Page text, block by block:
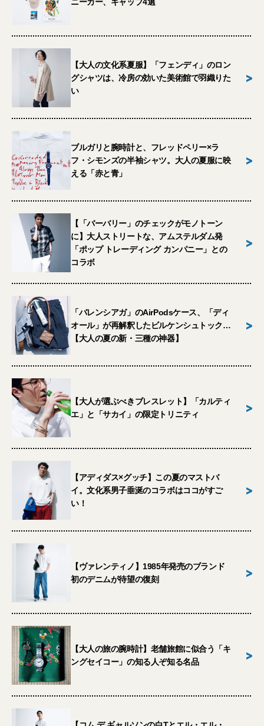
【大人の文化系夏服】「フェンディ」のロン
グシャツは、冷房の効いた美術館で羽織りた
い
>
ブルガリと腕時計と、フレッドペリー×ラ
フ・シモンズの半袖シャツ。大人の夏服に映
える「赤と青」
>
【「バーバリー」のチェックがモノトーン
に】大人ストリートな、アムステルダム発
「ポップ トレーディング カンパニー」との
コラボ
>
「バレンシアガ」のAirPodsケース、「ディ
オール」が再解釈したビルケンシュトック…
【大人の夏の新・三種の神器】
>
【大人が選ぶべきブレスレット】「カルティ
エ」と「サカイ」の限定トリニティ
>
【アディダス×グッチ】この夏のマストバ
イ。文化系男子垂涎のコラボはココがすご
い！
>
【ヴァレンティノ】1985年発売のブランド
初のデニムが待望の復刻
>
【大人の旅の腕時計】老舗旅館に似合う「キ
ングセイコー」の知る人ぞ知る名品
>